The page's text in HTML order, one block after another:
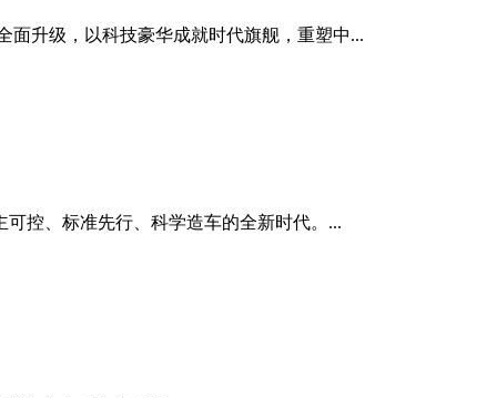
面升级，以科技豪华成就时代旗舰，重塑中...
控、标准先行、科学造车的全新时代。...